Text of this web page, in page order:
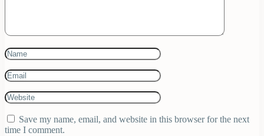
Save my name, email, and website in this browser for the next
time I comment.